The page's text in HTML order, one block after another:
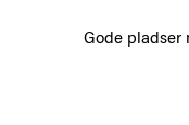
Gode pladser